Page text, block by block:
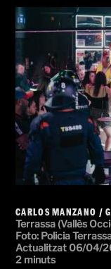
CARLOS MANZANO /
Terrassa (Vallès
Foto: Policia
Actualitzat 06/04/
2 minuts